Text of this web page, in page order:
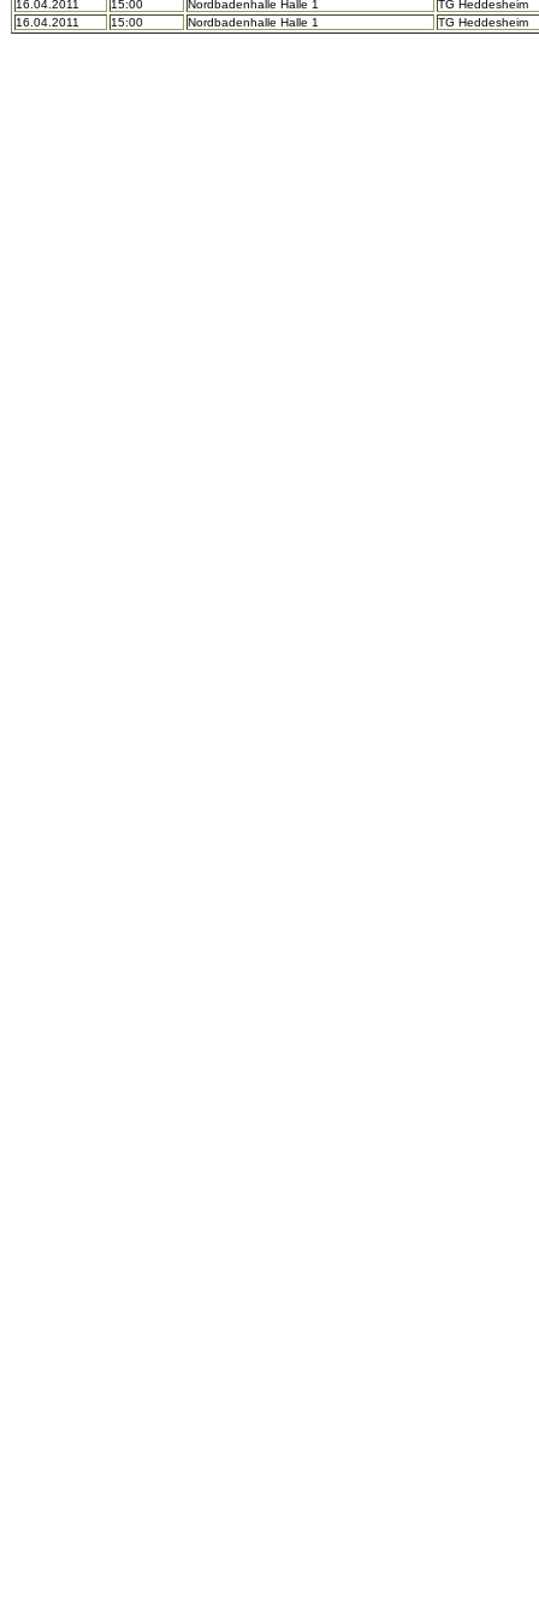
16.04.2011
15:00 Nordbadenhalle Halle 1
TG Heddesheim
16.04.2011
15:00 Nordbadenhalle Halle 1 TG Heddesheim